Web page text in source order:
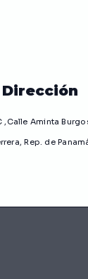
Dirección
,Calle Aminta
Rep. de